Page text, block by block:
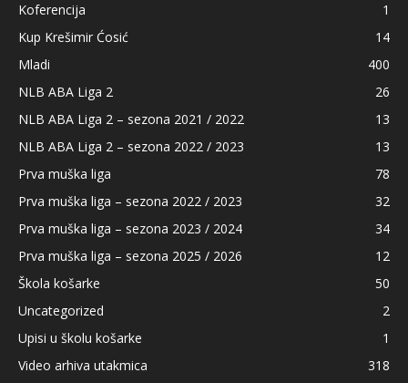
Koferencija
1
Kup Krešimir Ćosić
14
Mladi
400
NLB ABA Liga 2
26
NLB ABA Liga 2 – sezona 2021 / 2022
13
NLB ABA Liga 2 – sezona 2022 / 2023
13
Prva muška liga
78
Prva muška liga – sezona 2022 / 2023
32
Prva muška liga – sezona 2023 / 2024
34
Prva muška liga – sezona 2025 / 2026
12
Škola košarke
50
Uncategorized
2
Upisi u školu košarke
1
Video arhiva utakmica
318